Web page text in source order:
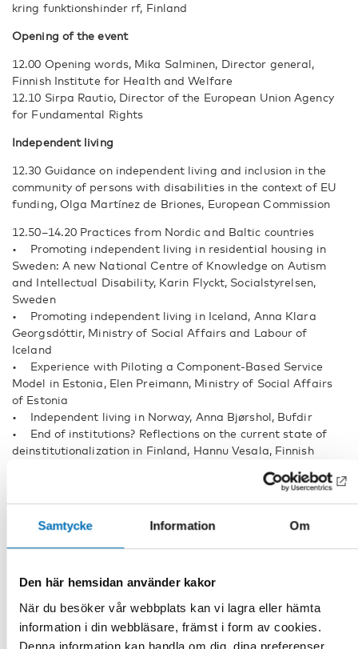
Samtycke Information Om
Den här hemsidan använder kakor
När du besöker vår webbplats kan vi lagra eller hämta
information i din webbläsare, främst i form av cookies.
Denna information kan handla om dig, dina preferenser
kring funktionshinder rf, Finland
Opening of the event
12.00 Opening words, Mika Salminen, Director general,
Finnish Institute for Health and Welfare
12.10 Sirpa Rautio, Director of the European Union Agency
for Fundamental Rights
Independent living
12.30 Guidance on independent living and inclusion in the
community of persons with disabilities in the context of EU
funding, Olga Martínez de Briones, European Commission
12.50–14.20 Practices from Nordic and Baltic countries
• Promoting independent living in residential housing in
Sweden: A new National Centre of Knowledge on Autism
and Intellectual Disability, Karin Flyckt, Socialstyrelsen,
Sweden
• Promoting independent living in Iceland, Anna Klara
Georgsdóttir, Ministry of Social Affairs and Labour of
Iceland
• Experience with Piloting a Component-Based Service
Model in Estonia, Elen Preimann, Ministry of Social Affairs
of Estonia
• Independent living in Norway, Anna Bjørshol, Bufdir
• End of institutions? Reflections on the current state of
deinstitutionalization in Finland, Hannu Vesala, Finnish
14.20–14.40 Break
Supported Decision-making
14.40 Supported decision-making and EDF human rights
Coordinator, European Disability Forum
15.00 Practices from Nordic and Baltic countries